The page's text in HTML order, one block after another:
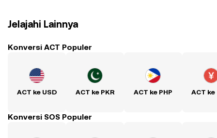
Jelajahi Lainnya
Konversi ACT Populer
ACT ke USD ACT ke PKR ACT ke PHP ACT ke
Konversi SOS Populer